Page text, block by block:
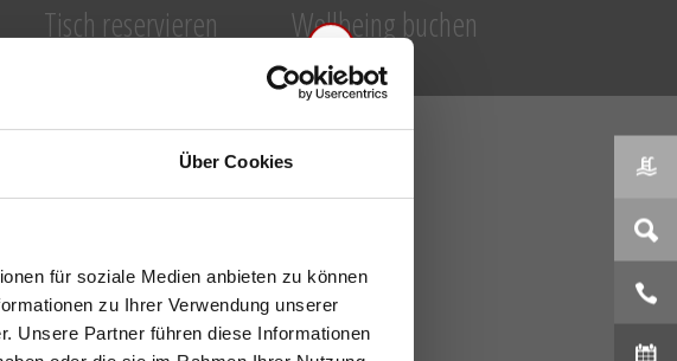
Über Cookies
für soziale Medien anbieten zu können
zu Ihrer Verwendung unserer
Unsere Partner führen diese Informationen
Tisch reservieren Wellbeing buchen
erlebnisreich in Ihrem